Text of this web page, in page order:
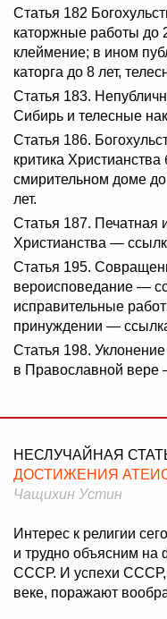
Статья 182
каторжные работы до
клеймение; в ином
каторга до 8 лет,
Статья 183.
Сибирь и телесные
Статья 186.
критика
смирительном доме
лет.
Статья 187. Печатная
Христианства —
Статья 195.
вероисповедание —
исправительные
принуждении —
Статья 198.
в Православной вере
НЕСЛУЧАЙНАЯ
ДОСТИЖЕНИЯ
Чащихин Устин
Интерес к религии
и трудно объясним на
СССР. И успехи
веке, поражают